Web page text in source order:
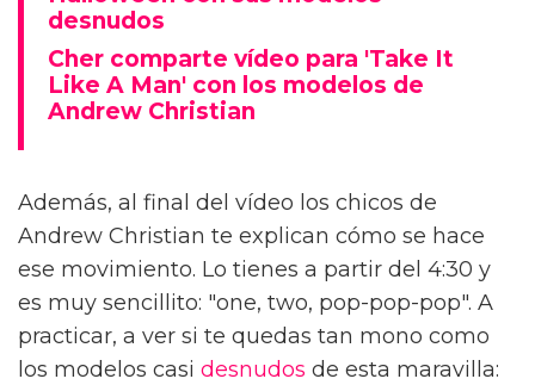
desnudos
Cher comparte vídeo para 'Take It
Like A Man' con los modelos de
Andrew Christian
Además, al final del vídeo los chicos de
Andrew Christian te explican cómo se hace
ese movimiento. Lo tienes a partir del 4:30 y
es muy sencillito: "one, two, pop-pop-pop". A
practicar, a ver si te quedas tan mono como
los modelos casi desnudos de esta maravilla: